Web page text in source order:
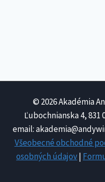
© 2026 Akadémia
Ľubochnianska 4, 831
email:
Všeobecné obchodné
osobných údajov|